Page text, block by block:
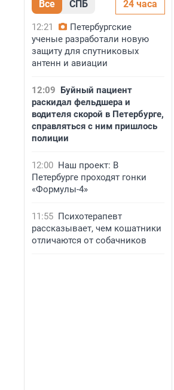
Все СПБ 24 часа
12:21
Петербургские
ученые разработали новую
защиту для спутниковых
антенн и авиации
12:09 Буйный пациент
раскидал фельдшера и
водителя скорой в Петербурге,
справляться с ним пришлось
полиции
12:00 Наш проект: В
Петербурге проходят гонки
«Формулы-4»
11:55 Психотерапевт
рассказывает, чем кошатники
отличаются от собачников